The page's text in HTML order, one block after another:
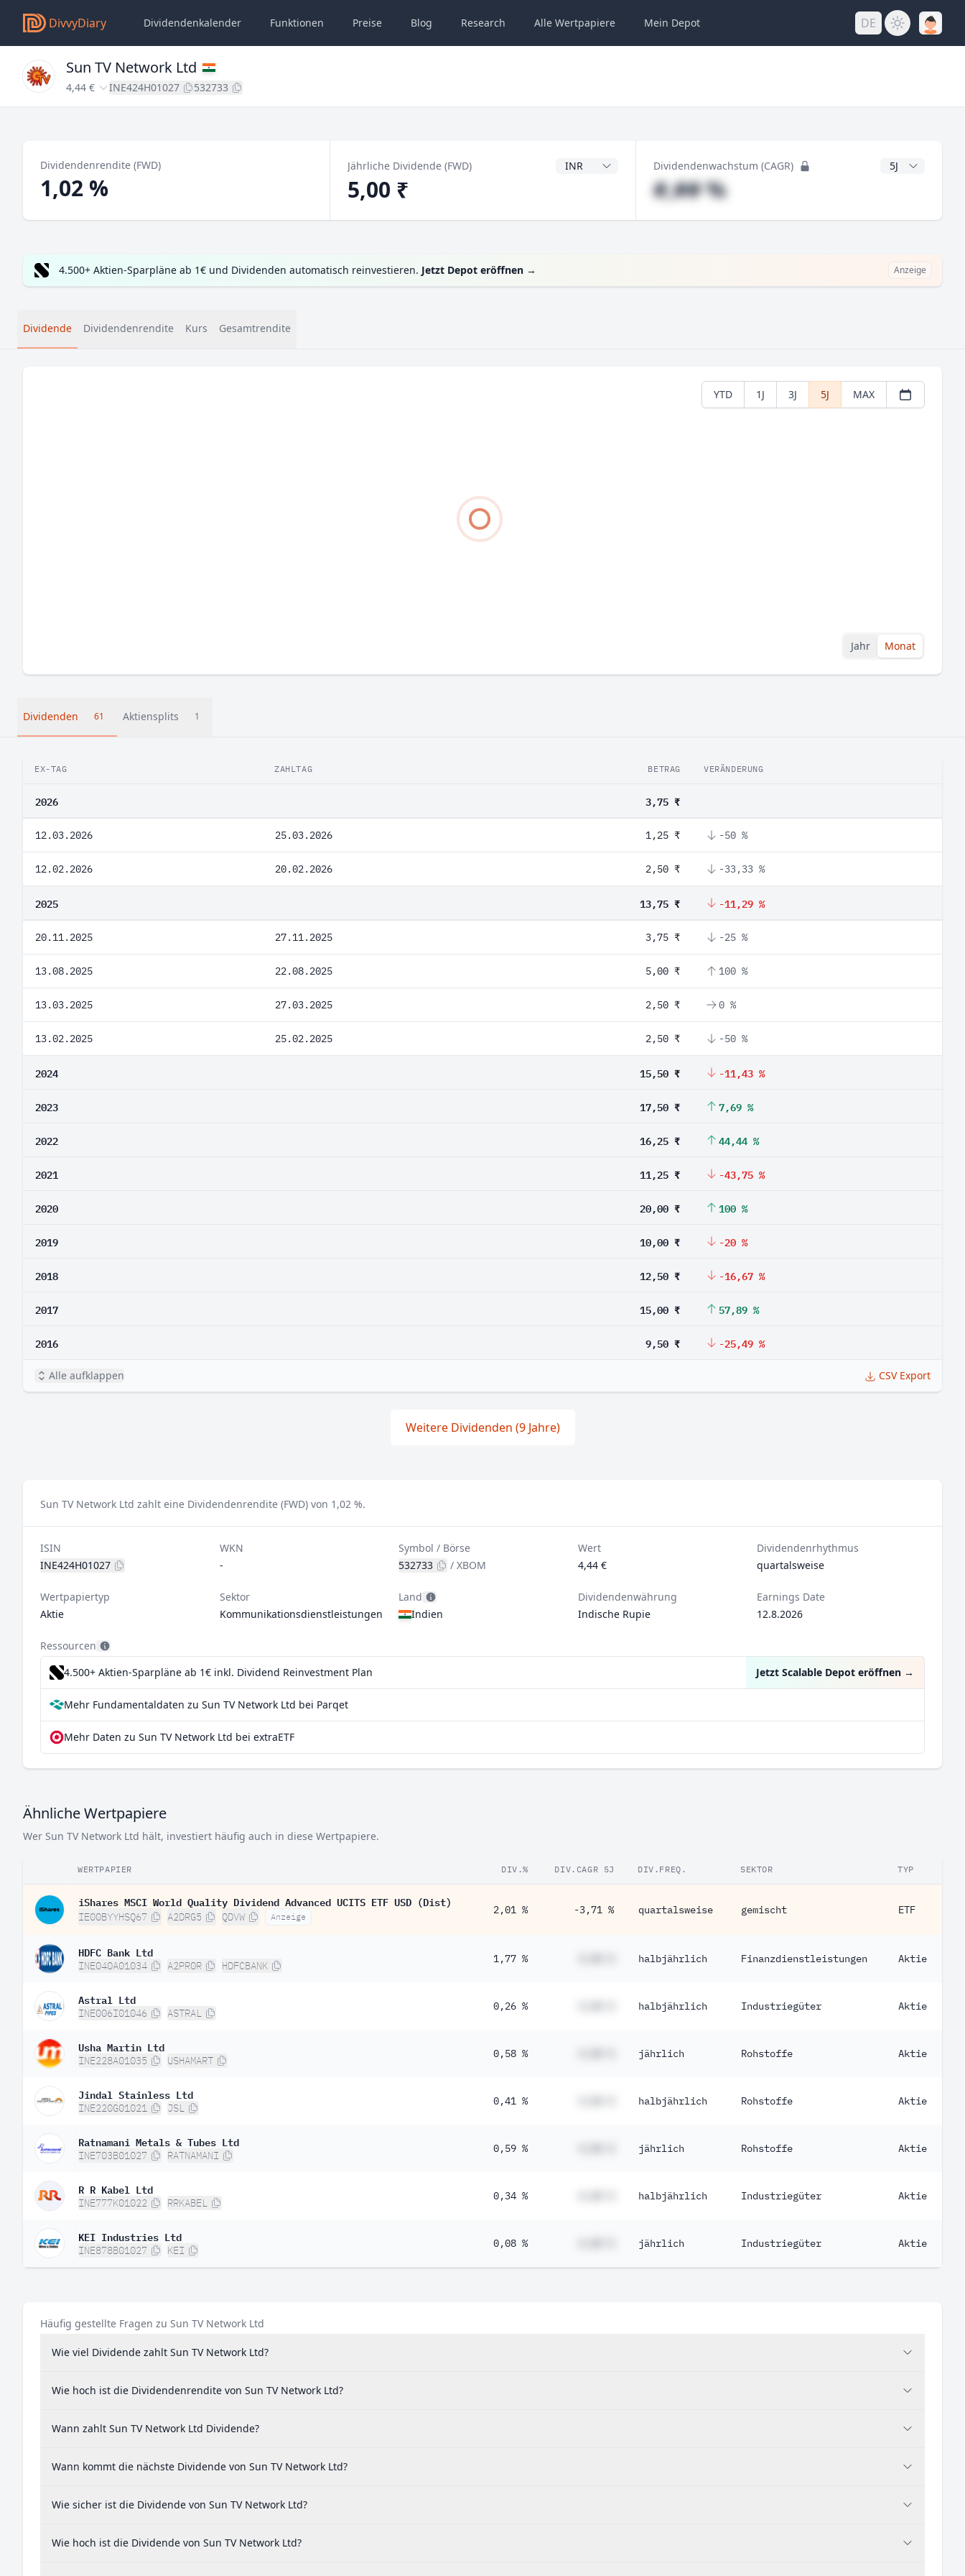
DivvyDiary Dividendenkalender Funktionen Preise Blog Research Alle Wertpapiere Mein Depot DE
Sun TV Network Ltd
4,44 € INE424H01027 532733
Dividendenrendite (FWD)
1,02 %
Jährliche Dividende (FWD) Dividendenwährung
5,00 ₹
Dividendenwachstum (CAGR) CAGR Jahre
#,## %
4.500+ Aktien-Sparpläne ab 1€ und Dividenden automatisch reinvestieren. Jetzt Depot eröffnen → Anzeige
Dividende Dividendenrendite Kurs Gesamtrendite
YTD 1J 3J 5J MAX
Jahr Monat
Dividenden 61 Aktiensplits 1
EX-TAG ZAHLTAG BETRAG VERÄNDERUNG
2026 3,75 ₹
12.03.2026 25.03.2026 1,25 ₹ -50 %
12.02.2026 20.02.2026 2,50 ₹ -33,33 %
2025 13,75 ₹ -11,29 %
20.11.2025 27.11.2025 3,75 ₹ -25 %
13.08.2025 22.08.2025 5,00 ₹ 100 %
13.03.2025 27.03.2025 2,50 ₹ 0 %
13.02.2025 25.02.2025 2,50 ₹ -50 %
2024 15,50 ₹ -11,43 %
2023 17,50 ₹ 7,69 %
2022 16,25 ₹ 44,44 %
2021 11,25 ₹ -43,75 %
2020 20,00 ₹ 100 %
2019 10,00 ₹ -20 %
2018 12,50 ₹ -16,67 %
2017 15,00 ₹ 57,89 %
2016 9,50 ₹ -25,49 %
Alle aufklappen CSV Export
Weitere Dividenden (9 Jahre)
Sun TV Network Ltd zahlt eine Dividendenrendite (FWD) von 1,02 %.
ISIN
INE424H01027
WKN
-
Symbol / Börse
532733
/XBOM
Wert
4,44 €
Dividendenrhythmus
quartalsweise
Wertpapiertyp
Aktie
Sektor
Kommunikationsdienstleistungen
Land
Indien
Dividendenwährung
Indische Rupie
Earnings Date
12.8.2026
Ressourcen
4.500+ Aktien-Sparpläne ab 1€ inkl. Dividend Reinvestment Plan Jetzt Scalable Depot eröffnen →
Mehr Fundamentaldaten zu Sun TV Network Ltd bei Parqet
Mehr Daten zu Sun TV Network Ltd bei extraETF
Ähnliche Wertpapiere
Wer Sun TV Network Ltd hält, investiert häufig auch in diese Wertpapiere.
WERTPAPIER DIV.% DIV.CAGR 5J DIV.FREQ. SEKTOR TYP
iShares MSCI World Quality Dividend Advanced UCITS ETF USD (Dist)
IE00BYYHSQ67 A2DRG5 QDVW Anzeige
2,01 % -3,71 % quartalsweise gemischt ETF
HDFC Bank Ltd
INE040A01034 A2PR0R HDFCBANK
1,77 % halbjährlich Finanzdienstleistungen Aktie
Astral Ltd
INE006I01046 ASTRAL
0,26 % halbjährlich Industriegüter Aktie
Usha Martin Ltd
INE228A01035 USHAMART
0,58 % jährlich Rohstoffe Aktie
Jindal Stainless Ltd
INE220G01021 JSL
0,41 % halbjährlich Rohstoffe Aktie
Ratnamani Metals & Tubes Ltd
INE703B01027 RATNAMANI
0,59 % jährlich Rohstoffe Aktie
R R Kabel Ltd
INE777K01022 RRKABEL
0,34 % halbjährlich Industriegüter Aktie
KEI Industries Ltd
INE878B01027 KEI
0,08 % jährlich Industriegüter Aktie
Häufig gestellte Fragen zu Sun TV Network Ltd
Wie viel Dividende zahlt Sun TV Network Ltd?
Wie hoch ist die Dividendenrendite von Sun TV Network Ltd?
Wann zahlt Sun TV Network Ltd Dividende?
Wann kommt die nächste Dividende von Sun TV Network Ltd?
Wie sicher ist die Dividende von Sun TV Network Ltd?
Wie hoch ist die Dividende von Sun TV Network Ltd?